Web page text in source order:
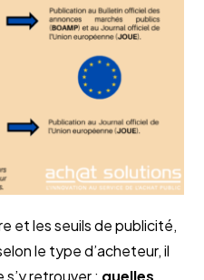
et les seuils de publicité,
le type d’acheteur, il
s’y retrouver : quelles